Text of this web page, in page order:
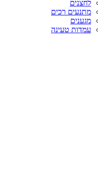
לחצנים
מתנעים רכים
מגענים
עמדות טעינה